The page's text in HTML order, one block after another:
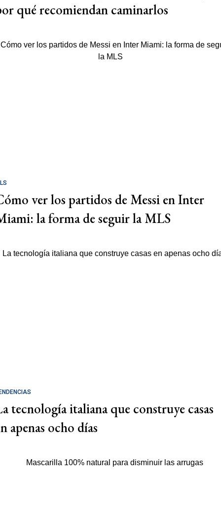
qué recomiendan caminarlos
ver los partidos de Messi en Inter
la forma de seguir la MLS
tecnología italiana que construye casas
apenas ocho días